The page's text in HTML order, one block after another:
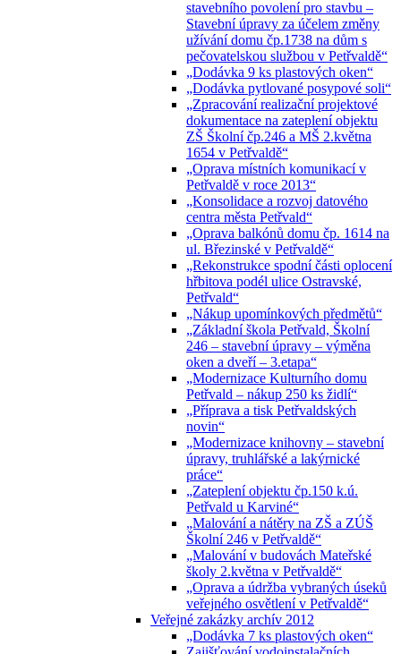
stavebního povolení pro stavbu –
Stavební úpravy za účelem změny
užívání domu čp.1738 na dům s
pečovatelskou službou v Petřvaldě“
„Dodávka 9 ks plastových oken“
„Dodávka pytlované posypové soli“
„Zpracování realizační projektové
dokumentace na zateplení objektu
ZŠ Školní čp.246 a MŠ 2.května
1654 v Petřvaldě“
„Oprava místních komunikací v
Petřvaldě v roce 2013“
„Konsolidace a rozvoj datového
centra města Petřvald“
„Oprava balkónů domu čp. 1614 na
ul. Březinské v Petřvaldě“
„Rekonstrukce spodní části oplocení
hřbitova podél ulice Ostravské,
Petřvald“
„Nákup upomínkových předmětů“
„Základní škola Petřvald, Školní
246 – stavební úpravy – výměna
oken a dveří – 3.etapa“
„Modernizace Kulturního domu
Petřvald – nákup 250 ks židlí“
„Příprava a tisk Petřvaldských
novin“
„Modernizace knihovny – stavební
úpravy, truhlářské a lakýrnické
práce“
„Zateplení objektu čp.150 k.ú.
Petřvald u Karviné“
„Malování a nátěry na ZŠ a ZÚŠ
Školní 246 v Petřvaldě“
„Malování v budovách Mateřské
školy 2.května v Petřvaldě“
„Oprava a údržba vybraných úseků
veřejného osvětlení v Petřvaldě“
Veřejné zakázky archív 2012
„Dodávka 7 ks plastových oken“